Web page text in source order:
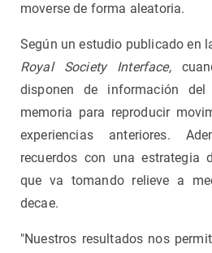
moverse de forma aleatoria.
Según un estudio publicado en
Royal Society Interface,
disponen de información
memoria para reproducir
experiencias anteriores.
recuerdos con una estrategia
que va tomando relieve a
decae.
"Nuestros resultados nos